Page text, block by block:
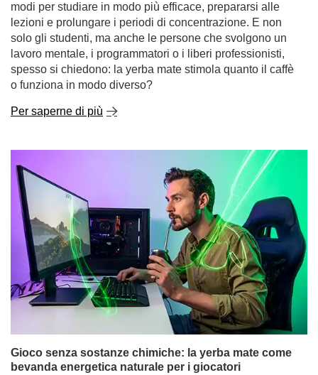
modi per studiare in modo più efficace, prepararsi alle
lezioni e prolungare i periodi di concentrazione. E non
solo gli studenti, ma anche le persone che svolgono un
lavoro mentale, i programmatori o i liberi professionisti,
spesso si chiedono: la yerba mate stimola quanto il caffè
o funziona in modo diverso?
Per saperne di più
Gioco senza sostanze chimiche: la yerba mate come
bevanda energetica naturale per i giocatori